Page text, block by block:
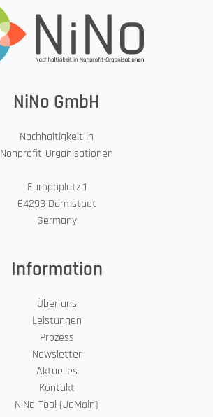
NiNo GmbH
Nachhaltigkeit in
Nonprofit-Organisationen
Europaplatz 1
64293 Darmstadt
Germany
Information
Über uns
Leistungen
Prozess
Newsletter
Aktuelles
Kontakt
NiNo-Tool (JaMoin)